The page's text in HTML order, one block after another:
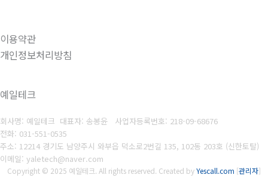
이용약관
개인정보처리방침
예일테크
회사명: 예일테크 대표자: 송봉윤 사업자등록번호: 218-09-68676
전화: 031-551-0535
주소: 12214 경기도 남양주시 와부읍 덕소로2번길 135, 102동 203호 (신한토탈)
이메일: yaletech@naver.com
Copyright © 2025 예일테크. All rights reserved. Created byYescall.com [관리자]